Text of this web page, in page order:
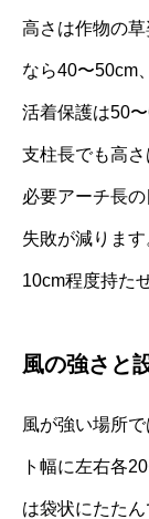
高さは作物の
なら40〜50cm
活着保護は50
支柱長でも高
必要アーチ長
失敗が減りま
10cm程度持た
風の強さと
風が強い場所
ト幅に左右各
は袋状にたた